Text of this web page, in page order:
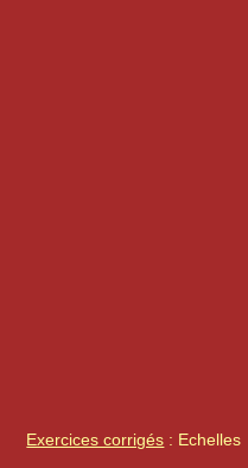
Exercices corrigés : Echelles